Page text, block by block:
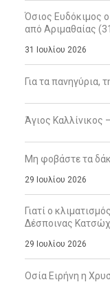
Όσιος Ευδόκιμος
από Αριμαθαίας
31 Ιουλίου 2026
Για τα
Άγιος Καλλίνικος
Μη φοβάστε τα
29 Ιουλίου 2026
Γιατί ο
Δέσποινας
29 Ιουλίου 2026
Οσία Ειρήνη η